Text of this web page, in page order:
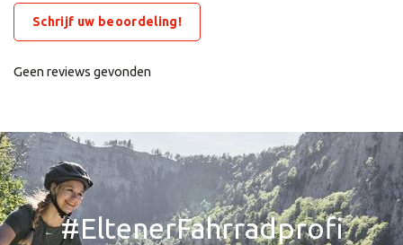
Schrijf uw beoordeling!
Geen reviews gevonden
#EltenerFahrradprofi